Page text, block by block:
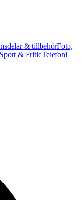
& tillbehörFoto,
Sport & FritidTelefoni,